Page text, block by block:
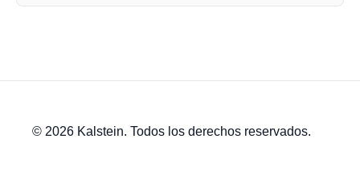
© 2026 Kalstein. Todos los derechos reservados.